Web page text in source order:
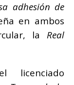
adhesión de
en ambos
la Real
licenciado